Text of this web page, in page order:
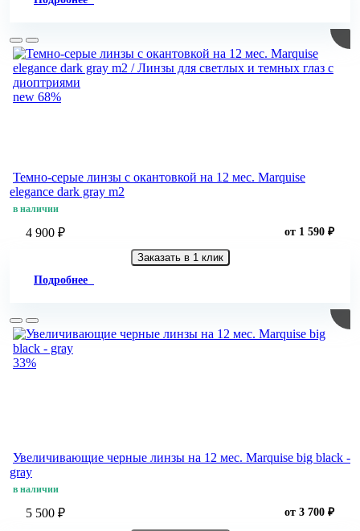
new 68%
Темно-серые линзы c окантовкой на 12 мес. Marquise
elegance dark gray m2
в наличии
4 900 ₽ от 1 590 ₽
Заказать в 1 клик
Подробнее
33%
Увеличивающие черные линзы на 12 мес. Marquise big black -
gray
в наличии
5 500 ₽ от 3 700 ₽